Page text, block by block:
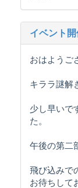
イベント開
おはようご
キララ謎解
少し早いで
た。
午後の第二
飛び込みで
お待ちして